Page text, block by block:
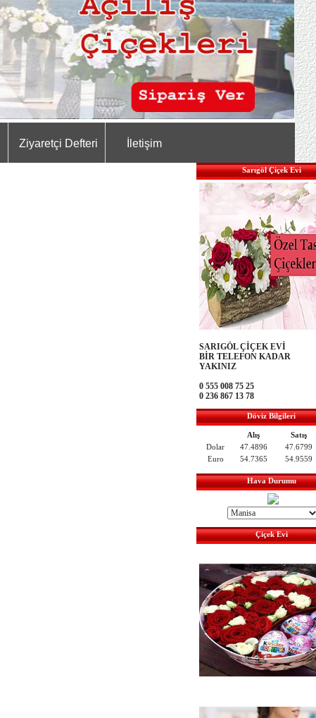
Ziyaretçi Defteri İletişim
Sarıgöl Çiçek Evi
SARIGÖL ÇİÇEK EVİ
BİR TELEFON KADAR
YAKINIZ
0 555 008 75 25
0 236 867 13 78
Döviz Bilgileri
Alış
Satış
Dolar
47.4896
47.6799
Euro
54.7365 54.9559
Hava Durumu
Çiçek Evi